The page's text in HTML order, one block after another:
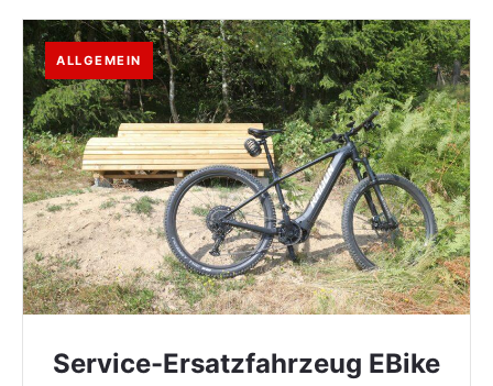
ALLGEMEIN
Service-Ersatzfahrzeug EBike